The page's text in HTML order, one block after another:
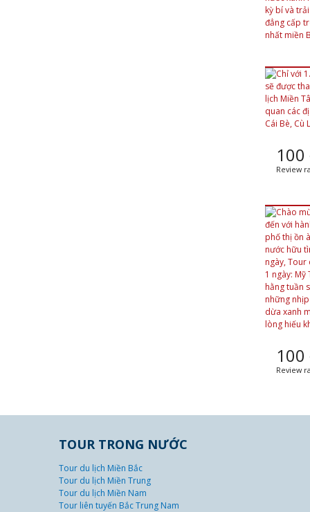
100
Review
100
Review
TOUR TRONG NƯỚC
Tour du lịch Miền Bắc
Tour du lịch Miền Trung
Tour du lịch Miền Nam
Tour liên tuyến Bắc Trung Nam